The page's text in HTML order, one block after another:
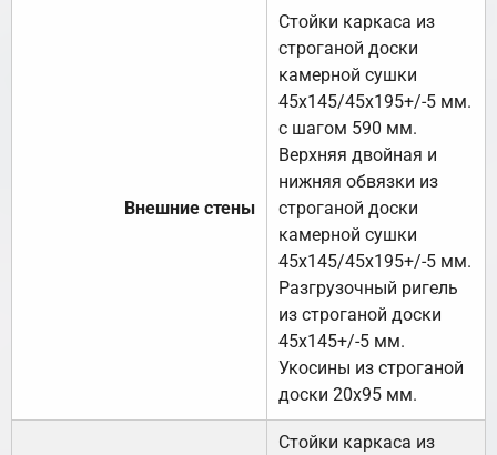
Внешние стены
Стойки каркаса из
строганой доски
камерной сушки
45х145/45х195+/-5 мм.
с шагом 590 мм.
Верхняя двойная и
нижняя обвязки из
строганой доски
камерной сушки
45х145/45х195+/-5 мм.
Разгрузочный ригель
из строганой доски
45х145+/-5 мм.
Укосины из строганой
доски 20х95 мм.
Стойки каркаса из